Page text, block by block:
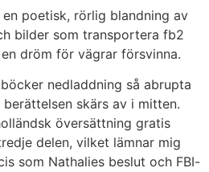
poetisk, rörlig blandning av
bilder som transportera fb2
dröm för vägrar försvinna.
nedladdning så abrupta
skärs av i mitten.
översättning gratis
delen, vilket lämnar mig
som Nathalies beslut och FBI-